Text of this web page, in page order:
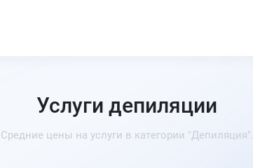
Услуги депиляции
Средние цены на услуги в категории "Депиляция".